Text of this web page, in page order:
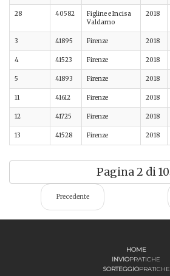
28 40582
Figline e Incisa
Valdarno
2018
3 41895 Firenze 2018
4 41523 Firenze 2018
5 41893 Firenze 2018
11 41612 Firenze 2018
12 41725 Firenze 2018
13 41528 Firenze 2018
Pagina 2 di 10
Precedente
HOME
INVIOPRATICHE
SORTEGGIOPRATICHE